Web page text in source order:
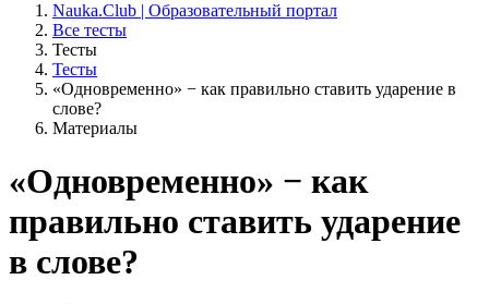
Nauka.Club | Образовательный портал
Все тесты
Тесты
Тесты
«Одновременно» − как правильно ставить ударение в
слове?
Материалы
«Одновременно» − как
правильно ставить ударение
в слове?